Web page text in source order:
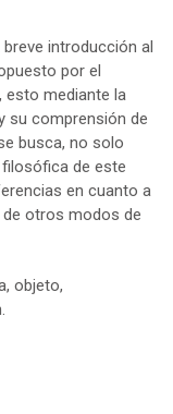
introducción al
por el
esto mediante la
su comprensión de
busca, no solo
de este
en cuanto a
otros modos de
objeto,